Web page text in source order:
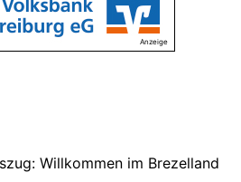
Anzeige
Willkommen im Brezelland